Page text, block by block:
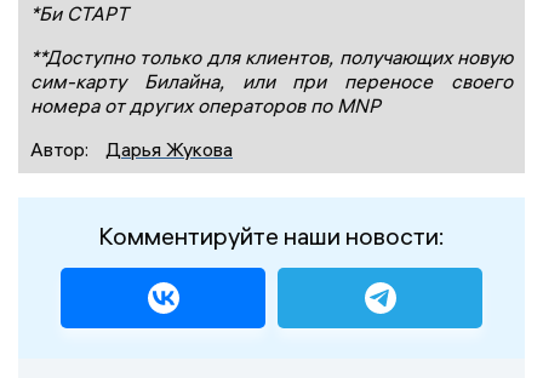
*Би СТАРТ
**Доступно только для клиентов, получающих новую
сим-карту Билайна, или при переносе своего
номера от других операторов по MNP
Автор:
Дарья Жукова
Комментируйте наши новости: